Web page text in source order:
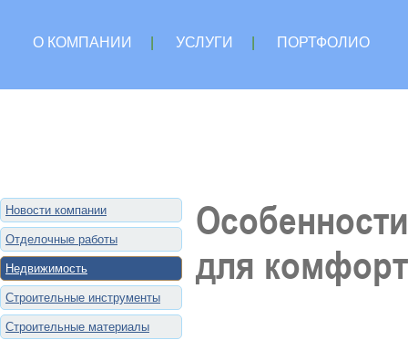
О КОМПАНИИ УСЛУГИ
ПОРТФОЛИО
Новости компании
Отделочные работы
Недвижимость
Строительные инструменты
Строительные материалы
для